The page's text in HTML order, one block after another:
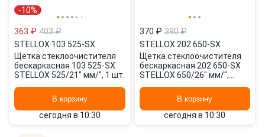
-10%
363 ₽ 403 ₽
STELLOX·103 525-SX
Щетка стеклоочистителя
бескаркасная 103 525-SX
STELLOX 525/21" мм/", 1 шт.
В корзину
сегодня в 10:30
370 ₽ 390 ₽
STELLOX·202 650-SX
Щетка стеклоочистителя
бескаркасная 202 650-SX
STELLOX 650/26" мм/",
В корзину
сегодня в 10:30